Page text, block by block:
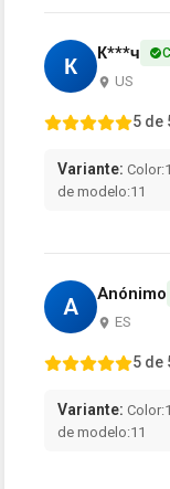
К К***ч
US
5 de
Variante:
de modelo:11
A Anónimo
ES
5 de
Variante:
de modelo:11